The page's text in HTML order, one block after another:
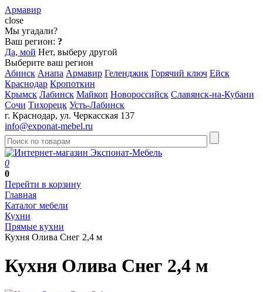
Армавир
close
Мы угадали?
Ваш регион: ?
Да, мой Нет, выберу другой
Выберите ваш регион
Абинск Анапа Армавир Геленджик Горячий ключ Ейск
Краснодар Кропоткин
Крымск Лабинск Майкоп Новороссийск Славянск-на-Кубани
Сочи Тихорецк Усть-Лабинск
г. Краснодар, ул. Черкасская 137
info@exponat-mebel.ru
0
0
Перейти в корзину
Главная
Каталог мебели
Кухни
Прямые кухни
Кухня Олива Снег 2,4 м
Кухня Олива Снег 2,4 м